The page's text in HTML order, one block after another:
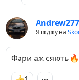
Я їжджу на
Фари аж сяють🔥